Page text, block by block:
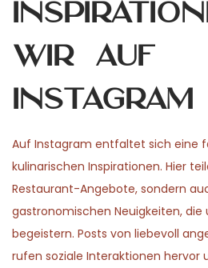
wir auf
Auf Instagram entfaltet sich eine
kulinarischen Inspirationen. Hier
Restaurant-Angebote, sondern
gastronomischen Neuigkeiten,
begeistern. Posts von liebevoll
rufen soziale Interaktionen hervor